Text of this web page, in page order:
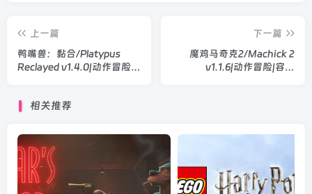
上一篇
鸭嘴兽：黏合/Platypus
Reclayed v1.4.0|动作冒险|
下一篇
魔鸡马奇克2/Machick 2
v1.1.6|动作冒险|容量
相关推荐